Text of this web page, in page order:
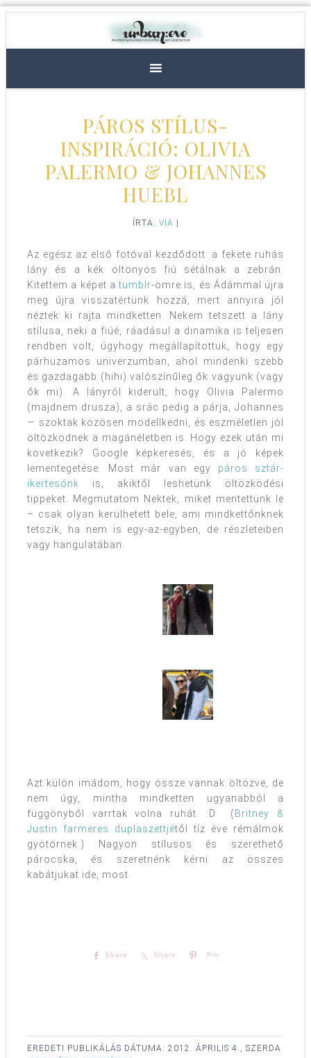
PÁROS STÍLUS-
INSPIRÁCIÓ: OLIVIA
PALERMO & JOHANNES
HUEBL
ÍRTA: VIA
Az egész az első fotóval kezdődött: a fekete ruhás
lány és a kék öltönyös fiú sétálnak a zebrán.
Kitettem a képet atumblr-ömre is, és Ádámmal újra
meg újra visszatértünk hozzá, mert annyira jól
néztek ki rajta mindketten. Nekem tetszett a lány
stílusa, neki a fiúé, ráadásul a dinamika is teljesen
rendben volt, úgyhogy megállapítottuk, hogy egy
párhuzamos univerzumban, ahol mindenki szebb
és gazdagabb (hihi) valószínűleg ők vagyunk (vagy
ők mi). A lányról kiderült, hogy Olivia Palermo
(majdnem drusza), a srác pedig a párja, Johannes
— szoktak közösen modellkedni, és eszméletlen jól
öltözködnek a magánéletben is. Hogy ezek után mi
következik? Google képkeresés, és a jó képek
lementegetése. Most már van egy páros sztár-
ikertesónk is, akiktől leshetünk öltözködési
tippeket. Megmutatom Nektek, miket mentettünk le
– csak olyan kerülhetett bele, ami mindkettőnknek
tetszik, ha nem is egy-az-egyben, de részleteiben
vagy hangulatában.
Azt külön imádom, hogy össze vannak öltözve, de
nem úgy, mintha mindketten ugyanabból a
függönyből varrtak volna ruhát. :D ( Britney &
Justin farmeres duplaszettjétől tíz éve rémálmok
gyötörnek.) Nagyon stílusos és szerethető
párocska, és szeretnénk kérni az összes
kabátjukat ide, most.
Share Share Pin
EREDETI PUBLIKÁLÁS DÁTUMA: 2012. ÁPRILIS 4., SZERDA